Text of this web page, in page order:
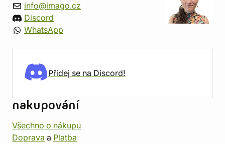
info@imago.cz
Discord
WhatsApp
Přidej se na Discord!
nakupování
Všechno o nákupu
Doprava a Platba